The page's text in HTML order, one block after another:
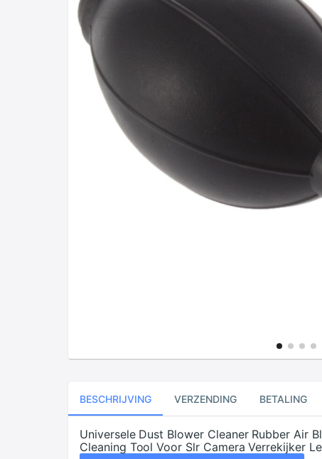
BESCHRIJVING VERZENDING BETALING
Universele Dust Blower Cleaner Rubber Air
Cleaning Tool Voor Slr Camera Verrekijker